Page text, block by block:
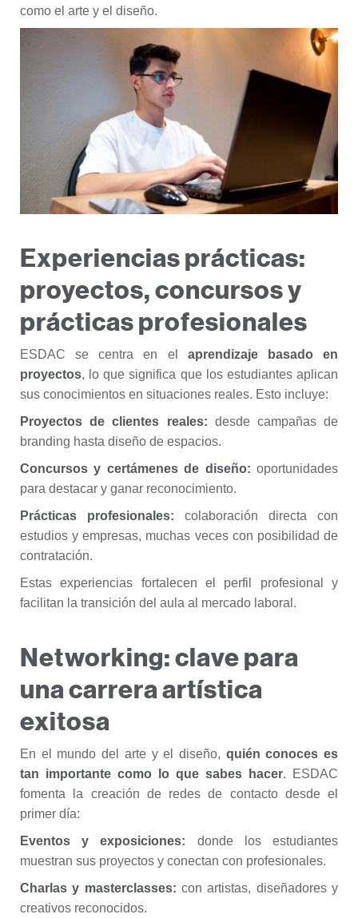
como el arte y el diseño.
Experiencias prácticas:
proyectos, concursos y
prácticas profesionales
ESDAC se centra en el aprendizaje basado en
proyectos, lo que significa que los estudiantes aplican
sus conocimientos en situaciones reales. Esto incluye:
Proyectos de clientes reales: desde campañas de
branding hasta diseño de espacios.
Concursos y certámenes de diseño: oportunidades
para destacar y ganar reconocimiento.
Prácticas profesionales: colaboración directa con
estudios y empresas, muchas veces con posibilidad de
contratación.
Estas experiencias fortalecen el perfil profesional y
facilitan la transición del aula al mercado laboral.
Networking: clave para
una carrera artística
exitosa
En el mundo del arte y el diseño, quién conoces es
tan importante como lo que sabes hacer. ESDAC
fomenta la creación de redes de contacto desde el
primer día:
Eventos y exposiciones: donde los estudiantes
muestran sus proyectos y conectan con profesionales.
Charlas y masterclasses: con artistas, diseñadores y
creativos reconocidos.